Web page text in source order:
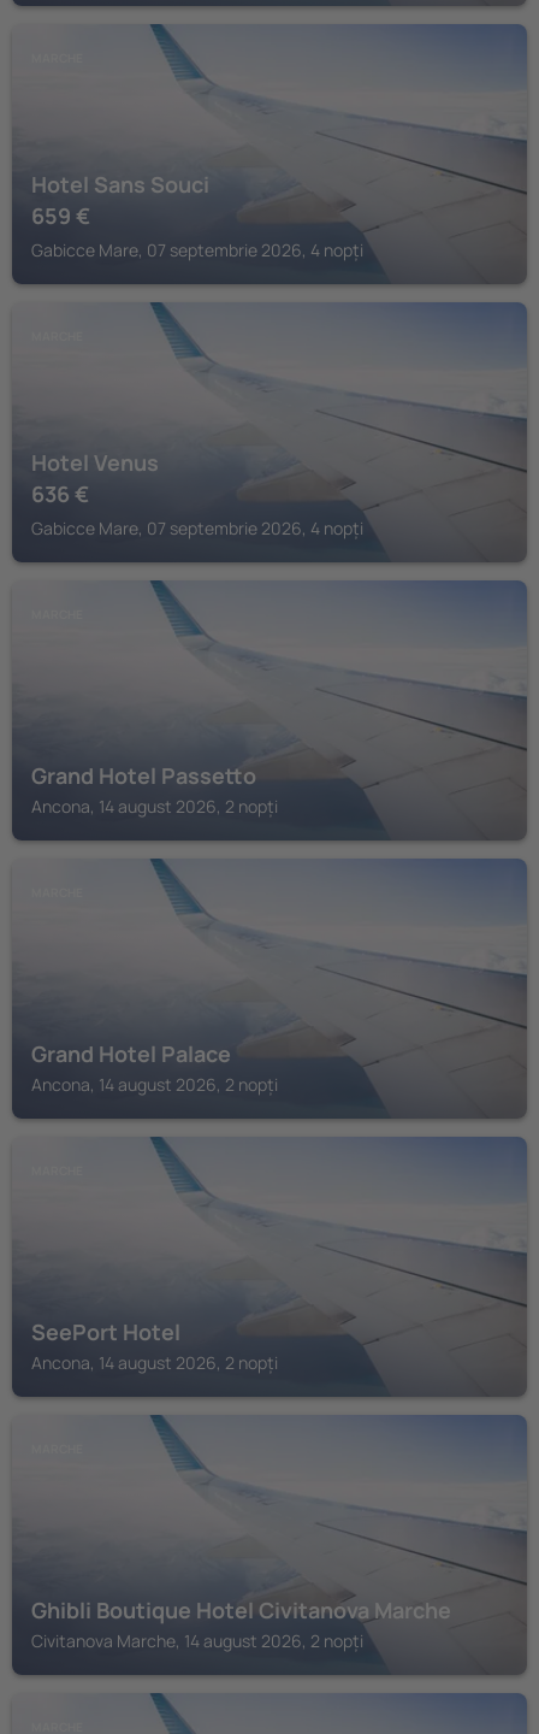
Hotel Sans Souci
659 €
Gabicce Mare, 07 septembrie 2026, 4 nopți
Hotel Venus
636 €
Gabicce Mare, 07 septembrie 2026, 4 nopți
Grand Hotel Passetto
Ancona, 14 august 2026, 2 nopți
Grand Hotel Palace
Ancona, 14 august 2026, 2 nopți
SeePort Hotel
Ancona, 14 august 2026, 2 nopți
Ghibli Boutique Hotel Civitanova Marche
Civitanova Marche, 14 august 2026, 2 nopți